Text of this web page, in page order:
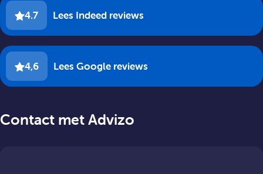
4.7 Lees Indeed reviews
4,6 Lees Google reviews
Contact met Advizo